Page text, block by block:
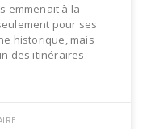
emmenait à la
pour ses
historique, mais
des itinéraires